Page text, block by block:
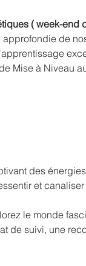
( week-end
de
Mise à Niveau
des
et
le monde
de suivi, une